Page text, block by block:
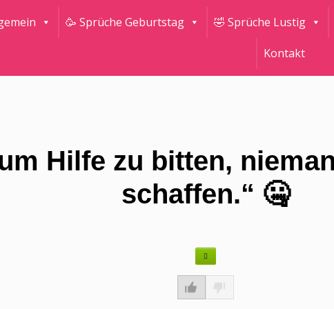
🥳 Sprüche Geburtstag 🤣 Sprüche Lustig
Kontakt
Hilfe zu bitten,
schaffen.“ 🤐